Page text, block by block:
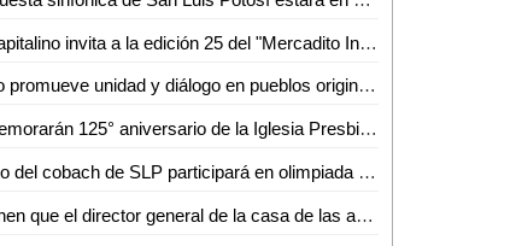
DIF Capitalino invita a la edición 25 del "Mercadito Inclusivo"
Estado promueve unidad y diálogo en pueblos originarios
Conmemorarán 125° aniversario de la Iglesia Presbiteriana Divino Redentor en Ciudad Valles
Alumno del cobach de SLP participará en olimpiada de matemáticas en inglaterra
Proponen que el director general de la casa de las artesanías se incorpore al consejo consultivo estatal de turismo